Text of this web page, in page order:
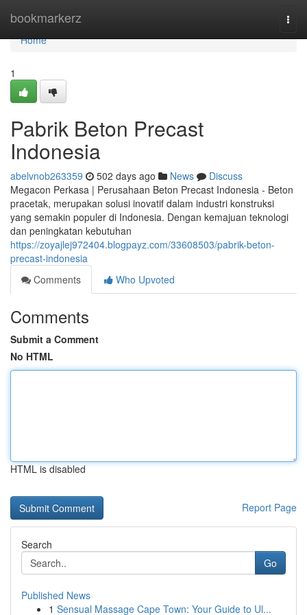
bookmarkerz
Home
Home
1
Pabrik Beton Precast
Indonesia
abelvnob263359 502 days ago News
Discuss
Megacon Perkasa | Perusahaan Beton Precast Indonesia - Beton
pracetak, merupakan solusi inovatif dalam industri konstruksi
yang semakin populer di Indonesia. Dengan kemajuan teknologi
dan peningkatan kebutuhan
https://zoyajlej972404.blogpayz.com/33608503/pabrik-beton-
precast-indonesia
Comments
Who Upvoted
Comments
Submit a Comment
No HTML
HTML is disabled
Report Page
Search
Go
Published News
1 Sensual Massage Cape Town: Your Guide to Ul...